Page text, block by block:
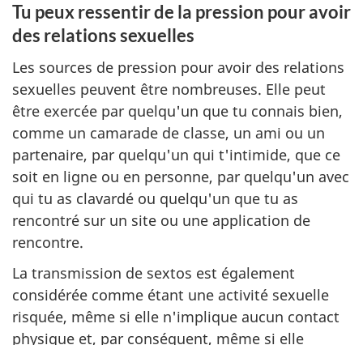
Tu peux ressentir de la pression pour avoir
des relations sexuelles
Les sources de pression pour avoir des relations
sexuelles peuvent être nombreuses. Elle peut
être exercée par quelqu'un que tu connais bien,
comme un camarade de classe, un ami ou un
partenaire, par quelqu'un qui t'intimide, que ce
soit en ligne ou en personne, par quelqu'un avec
qui tu as clavardé ou quelqu'un que tu as
rencontré sur un site ou une application de
rencontre.
La transmission de sextos est également
considérée comme étant une activité sexuelle
risquée, même si elle n'implique aucun contact
physique et, par conséquent, même si elle